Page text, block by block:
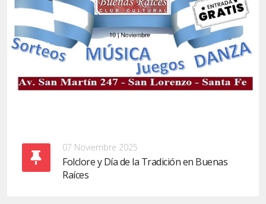
07 Noviembre 2025
Folclore y Día de la Tradición en Buenas
Raíces